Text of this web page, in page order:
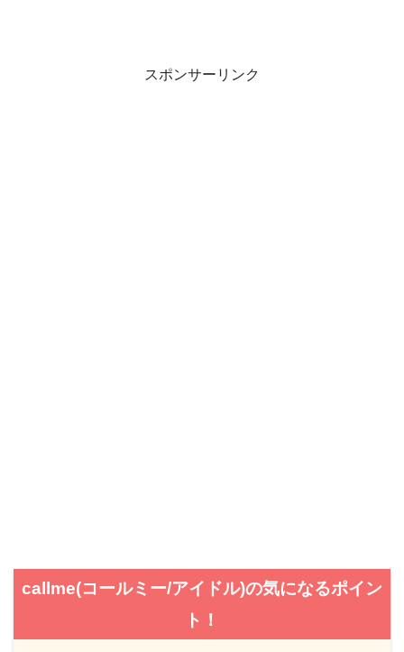
スポンサーリンク
callme(コールミー/アイドル)の気になるポイン
ト！